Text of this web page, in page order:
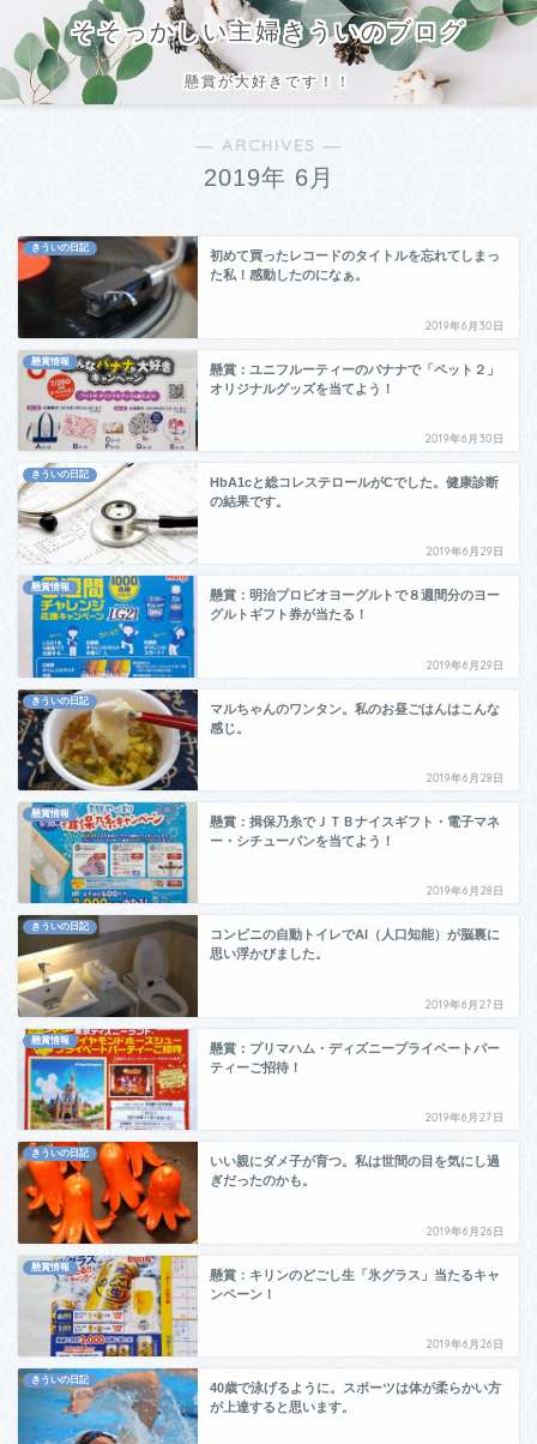
そそっかしい主婦きういのブログ
懸賞が大好きです！！
― ARCHIVES ―
2019年 6月
きういの日記
初めて買ったレコードのタイトルを忘れてしまっ
た私！感動したのになぁ。
2019年6月30日
懸賞情報
懸賞：ユニフルーティーのバナナで「ペット２」
オリジナルグッズを当てよう！
2019年6月30日
きういの日記
HbA1cと総コレステロールがCでした。健康診断
の結果です。
2019年6月29日
懸賞情報
懸賞：明治プロビオヨーグルトで８週間分のヨー
グルトギフト券が当たる！
2019年6月29日
きういの日記
マルちゃんのワンタン。私のお昼ごはんはこんな
感じ。
2019年6月28日
懸賞情報
懸賞：揖保乃糸でＪＴＢナイスギフト・電子マネ
ー・シチューパンを当てよう！
2019年6月28日
きういの日記
コンビニの自動トイレでAI（人口知能）が脳裏に
思い浮かびました。
2019年6月27日
懸賞情報
懸賞：プリマハム・ディズニープライベートパー
ティーご招待！
2019年6月27日
きういの日記
いい親にダメ子が育つ。私は世間の目を気にし過
ぎだったのかも。
2019年6月26日
懸賞情報
懸賞：キリンのどごし生「氷グラス」当たるキャ
ンペーン！
2019年6月26日
きういの日記
40歳で泳げるように。スポーツは体が柔らかい方
が上達すると思います。